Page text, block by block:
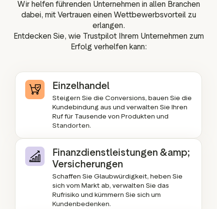
Wir helfen führenden Unternehmen in allen Branchen
dabei, mit Vertrauen einen Wettbewerbsvorteil zu
erlangen.
Entdecken Sie, wie Trustpilot Ihrem Unternehmen zum
Erfolg verhelfen kann:
Einzelhandel
Steigern Sie die Conversions, bauen Sie die
Kundebindung aus und verwalten Sie Ihren
Ruf für Tausende von Produkten und
Standorten.
Finanzdienstleistungen &amp;
Versicherungen
Schaffen Sie Glaubwürdigkeit, heben Sie
sich vom Markt ab, verwalten Sie das
Rufrisiko und kümmern Sie sich um
Kundenbedenken.